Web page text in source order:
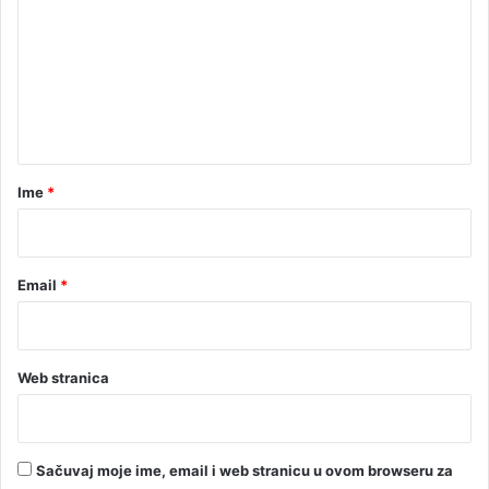
rIme *
Email *
Web stranica
Sačuvaj moje ime, email i web stranicu u ovom browseru za